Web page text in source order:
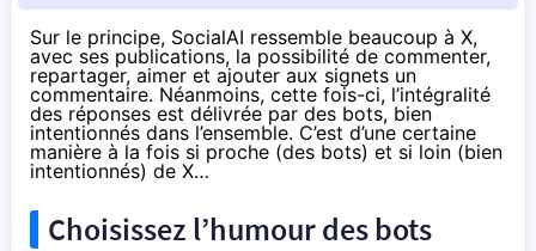
Sur le principe, SocialAI ressemble beaucoup à X,
avec ses publications, la possibilité de commenter,
repartager, aimer et ajouter aux signets un
commentaire. Néanmoins, cette fois-ci, l’intégralité
des réponses est délivrée par des bots, bien
intentionnés dans l’ensemble. C’est d’une certaine
manière à la fois si proche (des bots) et si loin (bien
intentionnés) de X…
Choisissez l’humour des bots